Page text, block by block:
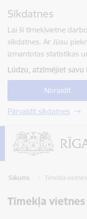
Sīkdatnes
Lai šī tīmekļvietne
sīkdatnes. Ar Jūsu
izmantotas statistikas
Lūdzu, atzīmējiet savu
Noraidīt
Pārvaldīt sīkdatnes
Sākums Tīmekļa
Tīmekļa